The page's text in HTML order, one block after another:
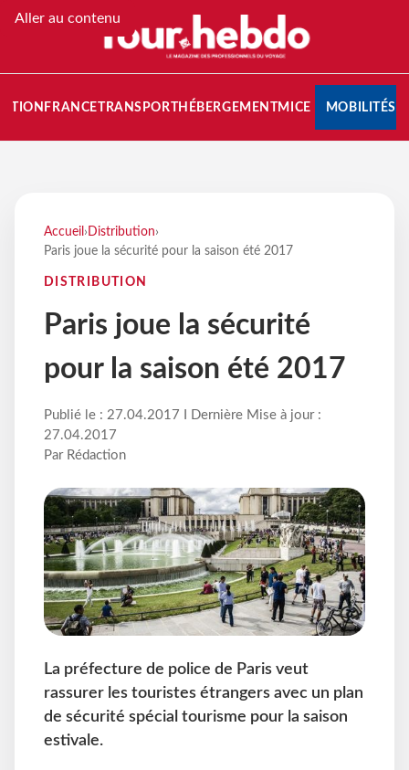
Aller au contenu
FRANCETRANSPORT HÉBERGEMENTMICE MOBILITÉS
Accueil › Distribution›
Paris joue la sécurité pour la saison été 2017
DISTRIBUTION
Paris joue la sécurité
pour la saison été 2017
Publié le : 27.04.2017 I Dernière Mise à jour :
27.04.2017
Par Rédaction
La préfecture de police de Paris veut
rassurer les touristes étrangers avec un plan
de sécurité spécial tourisme pour la saison
estivale.